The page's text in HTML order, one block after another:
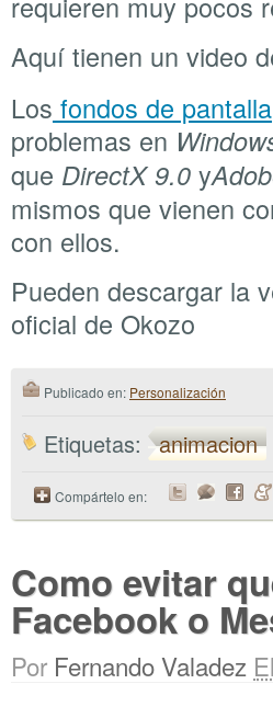
Aquí tienen un video
Los fondos de pantalla
problemas en
que DirectX 9.0 y
mismos que vienen
con ellos.
Pueden descargar la
oficial de Okozo
Publicado en: Personalización
Etiquetas: animacion
Compártelo en:
Como evitar
Facebook o
Por Fernando Valadez